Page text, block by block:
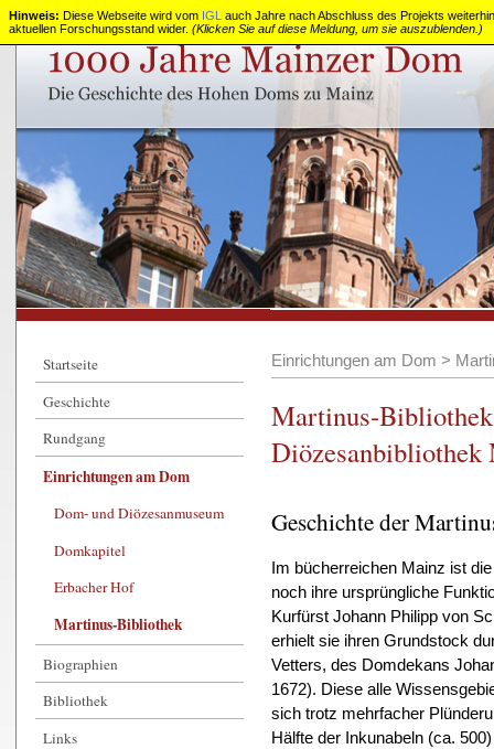
1000
Jahre
Mainzer
Dom
Startseite
Geschichte
Rundgang
Einrichtungen am Dom
Dom- und Diözesanmuseum
Domkapitel
Erbacher Hof
Martinus-Bibliothek
Biographien
Bibliothek
Links
Einrichtungen am Dom >
Martinus-
Diözesanbibliothek
Geschichte der
Im bücherreichen Mainz ist
noch ihre ursprüngliche
Kurfürst Johann Philipp von
erhielt sie ihren Grundstock
Vetters, des Domdekans
1672). Diese alle
sich trotz mehrfacher
Hälfte der Inkunabeln (ca.
Hinweis: Diese Webseite wird vom IGL auch Jahre nach Abschluss des Projekts
aktuellen Forschungsstand wider. (Klicken Sie auf diese Meldung, um sie auszublenden.)